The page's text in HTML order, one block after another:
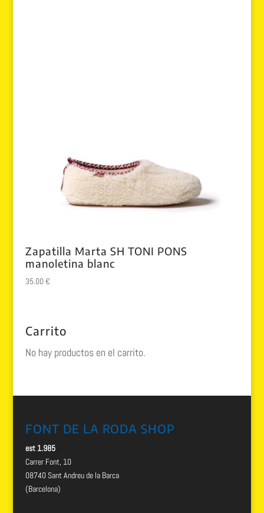
Zapatilla Marta SH TONI PONS
manoletina blanc
35.00€
Carrito
No hay productos en el carrito.
FONT DE LA RODA SHOP
est 1.985
Carrer Font, 10
08740 Sant Andreu de la Barca
(Barcelona)